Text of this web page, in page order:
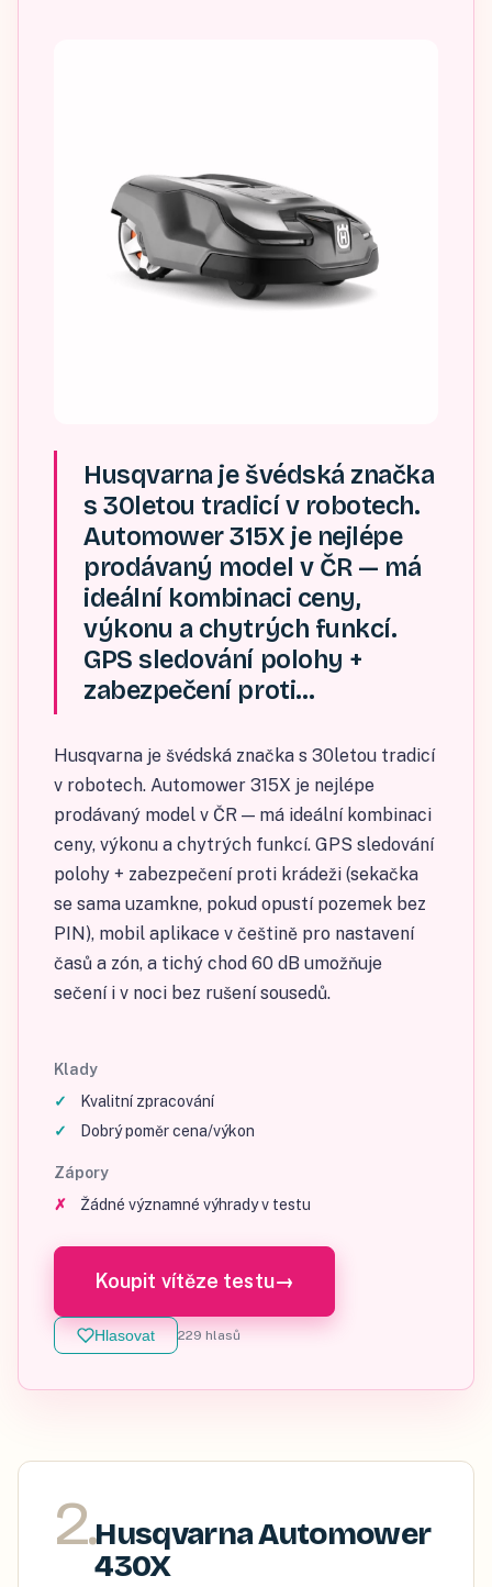
Husqvarna je švédská značka
s 30letou tradicí v robotech.
Automower 315X je nejlépe
prodávaný model v ČR — má
ideální kombinaci ceny,
výkonu a chytrých funkcí.
GPS sledování polohy +
zabezpečení proti…
Husqvarna je švédská značka s 30letou tradicí
v robotech. Automower 315X je nejlépe
prodávaný model v ČR — má ideální kombinaci
ceny, výkonu a chytrých funkcí. GPS sledování
polohy + zabezpečení proti krádeži (sekačka
se sama uzamkne, pokud opustí pozemek bez
PIN), mobil aplikace v češtině pro nastavení
časů a zón, a tichý chod 60 dB umožňuje
sečení i v noci bez rušení sousedů.
Klady
Kvalitní zpracování
Dobrý poměr cena/výkon
Zápory
Žádné významné výhrady v testu
Koupit vítěze testu→
Hlasovat 229 hlasů
2.Husqvarna Automower
430X